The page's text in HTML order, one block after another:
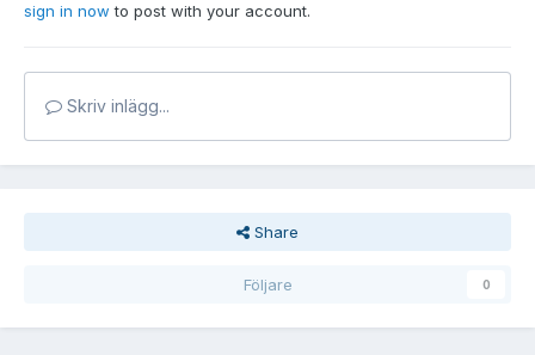
sign in now to post with your account.
Skriv inlägg...
Share
Följare 0